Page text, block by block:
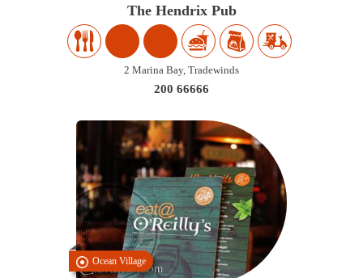
The Hendrix Pub
2 Marina Bay, Tradewinds
200 66666
Ocean Village